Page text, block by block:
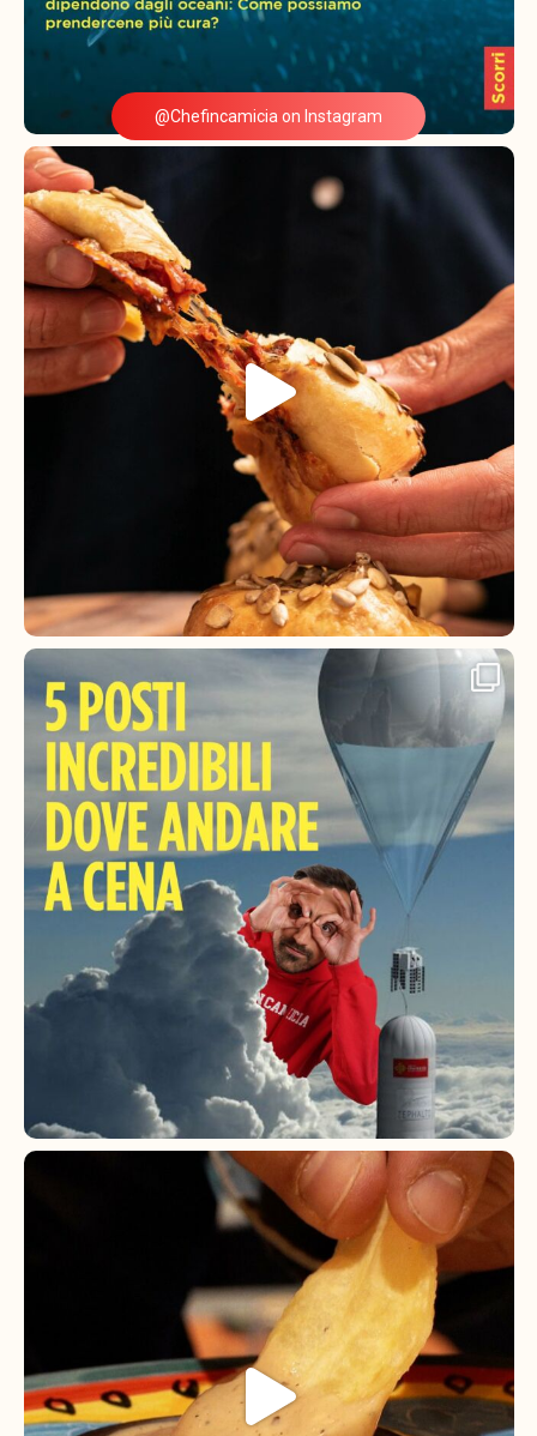
@Chefincamicia on Instagram